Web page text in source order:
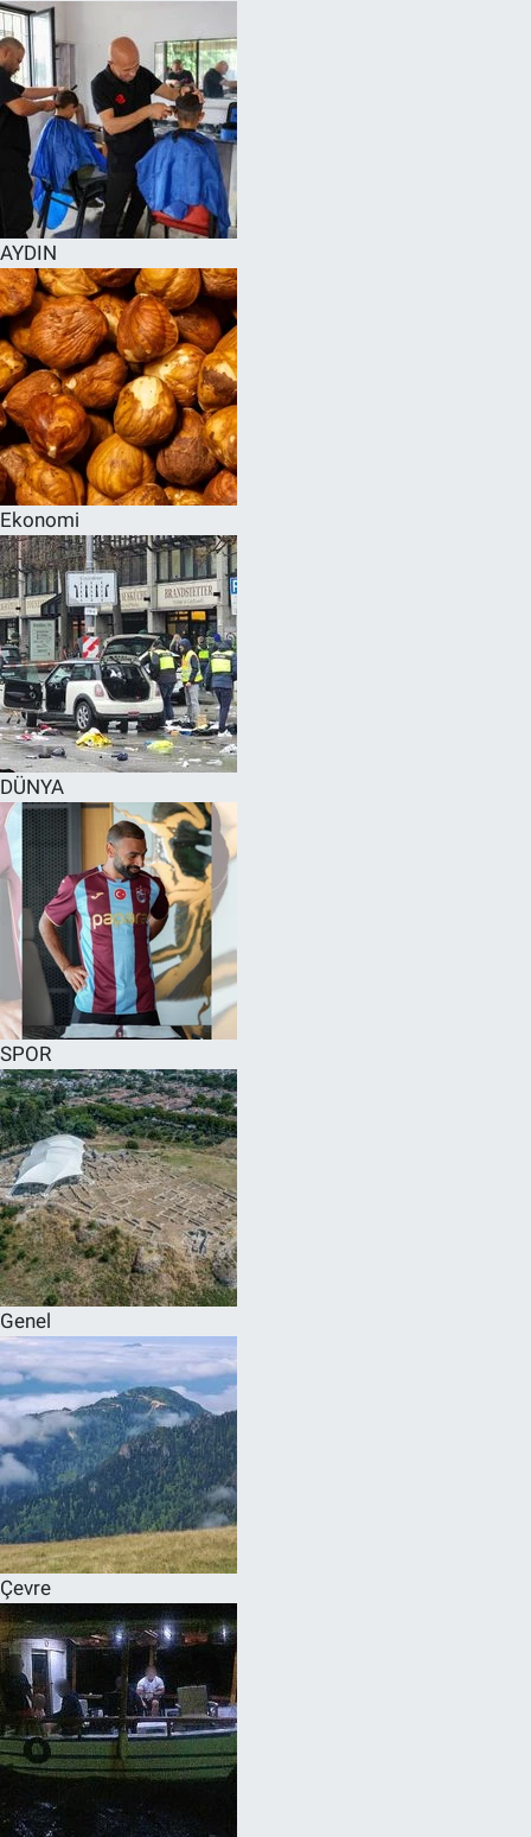
AYDIN
Ekonomi
DÜNYA
SPOR
Genel
Çevre